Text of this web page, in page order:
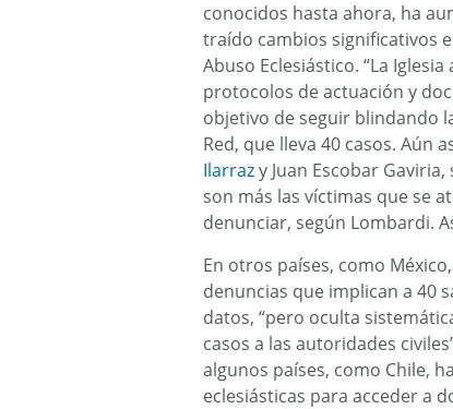
conocidos hasta ahora, ha
traído cambios significativos
Abuso Eclesiástico. “La
protocolos de actuación y
objetivo de seguir blindando
Red, que lleva 40 casos. Aún
Ilarrazy Juan Escobar
son más las víctimas que se
denunciar, según Lombardi.
En otros países, como
denuncias que implican a 40
datos, “pero oculta
casos a las autoridades
algunos países, como Chile,
eclesiásticas para acceder a